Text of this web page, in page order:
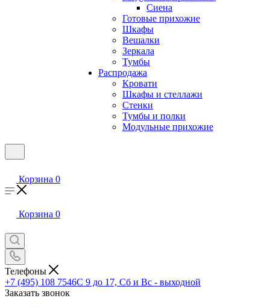
Сиена
Готовые прихожие
Шкафы
Вешалки
Зеркала
Тумбы
Распродажа
Кровати
Шкафы и стеллажи
Стенки
Тумбы и полки
Модульные прихожие
Корзина 0
Корзина 0
Телефоны
+7 (495) 108 7546С 9 до 17, Сб и Вс - выходной
Заказать звонок